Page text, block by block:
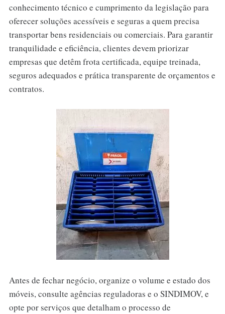
conhecimento técnico e cumprimento da legislação para
oferecer soluções acessíveis e seguras a quem precisa
transportar bens residenciais ou comerciais. Para garantir
tranquilidade e eficiência, clientes devem priorizar
empresas que detêm frota certificada, equipe treinada,
seguros adequados e prática transparente de orçamentos e
contratos.
Antes de fechar negócio, organize o volume e estado dos
móveis, consulte agências reguladoras e o SINDIMOV, e
opte por serviços que detalham o processo de